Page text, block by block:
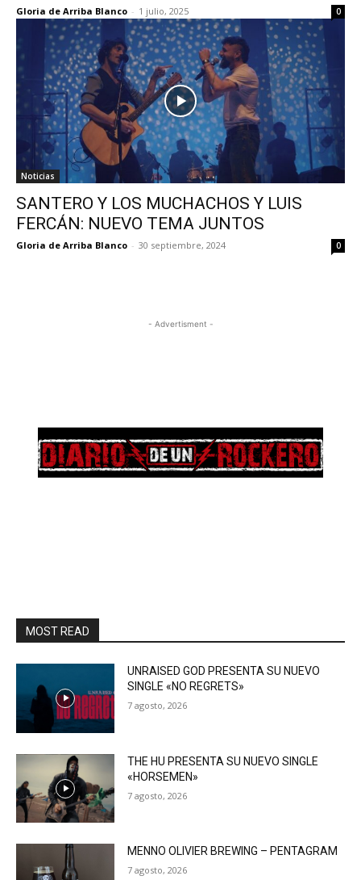
Gloria de Arriba Blanco - 1 julio, 2025 0
Noticias
SANTERO Y LOS MUCHACHOS Y LUIS
FERCÁN: NUEVO TEMA JUNTOS
Gloria de Arriba Blanco - 30 septiembre, 2024 0
- Advertisment -
MOST READ
UNRAISED GOD PRESENTA SU NUEVO
SINGLE «NO REGRETS»
7 agosto, 2026
THE HU PRESENTA SU NUEVO SINGLE
«HORSEMEN»
7 agosto, 2026
MENNO OLIVIER BREWING – PENTAGRAM
7 agosto, 2026